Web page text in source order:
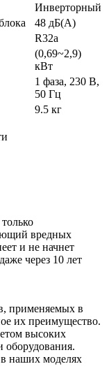
Инверторный
48 дБ(А)
R32a
(0,69~2,9)
кВт
1 фаза, 230 В,
50 Гц
9.5 кг
вредных
и не начнет
через 10 лет
применяемых в
их преимущество.
высоких
оборудования.
в наших моделях